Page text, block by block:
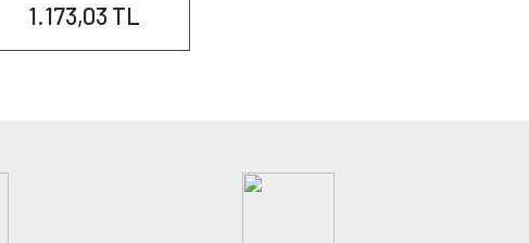
1.173,03 TL